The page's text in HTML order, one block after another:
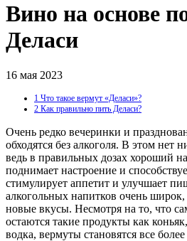
Вино на основе
Деласи
16 мая 2023
1 Что такое вермут «Деласи»?
2 Как правильно пить Деласи?
Очень редко вечеринки и
обходятся без алкоголя. В этом нет
ведь в правильных дозах хороший
поднимает настроение и
стимулирует аппетит и улучшает
алкогольных напитков очень
новые вкусы. Несмотря на то, что
остаются такие продукты как
водка, вермуты становятся все